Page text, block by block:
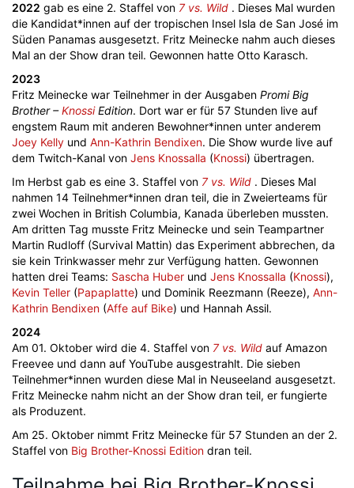
2022 gab es eine 2. Staffel von 7 vs. Wild . Dieses Mal wurden
die Kandidat*innen auf der tropischen Insel Isla de San José im
Süden Panamas ausgesetzt. Fritz Meinecke nahm auch dieses
Mal an der Show dran teil. Gewonnen hatte Otto Karasch.
2023
Fritz Meinecke war Teilnehmer in der Ausgaben Promi Big
Brother –KnossiEdition. Dort war er für 57 Stunden live auf
engstem Raum mit anderen Bewohner*innen unter anderem
Joey Kelly und Ann-Kathrin Bendixen. Die Show wurde live auf
dem Twitch-Kanal von Jens Knossalla (Knossi) übertragen.
Im Herbst gab es eine 3. Staffel von 7 vs. Wild . Dieses Mal
nahmen 14 Teilnehmer*innen dran teil, die in Zweierteams für
zwei Wochen in British Columbia, Kanada überleben mussten.
Am dritten Tag musste Fritz Meinecke und sein Teampartner
Martin Rudloff (Survival Mattin) das Experiment abbrechen, da
sie kein Trinkwasser mehr zur Verfügung hatten. Gewonnen
hatten drei Teams: Sascha Huber und Jens Knossalla (Knossi),
Kevin Teller (Papaplatte) und Dominik Reezmann (Reeze), Ann-
Kathrin Bendixen (Affe auf Bike) und Hannah Assil.
2024
Am 01. Oktober wird die 4. Staffel von 7 vs. Wild auf Amazon
Freevee und dann auf YouTube ausgestrahlt. Die sieben
Teilnehmer*innen wurden diese Mal in Neuseeland ausgesetzt.
Fritz Meinecke nahm nicht an der Show dran teil, er fungierte
als Produzent.
Am 25. Oktober nimmt Fritz Meinecke für 57 Stunden an der 2.
Staffel von Big Brother-Knossi Edition dran teil.